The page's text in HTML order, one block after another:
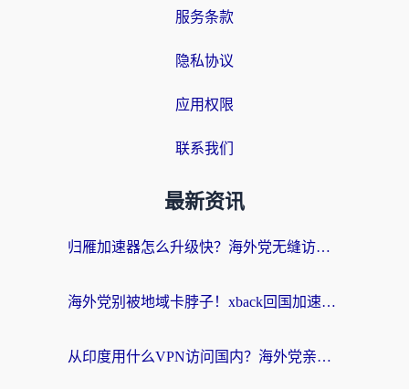
服务条款
隐私协议
应用权限
联系我们
最新资讯
归雁加速器怎么升级快？海外党无缝访问国内资源的全攻略（附免费VPN推荐Dcard热门款）
海外党别被地域卡脖子！xback回国加速器选择全攻略，轻松刷剧玩国服
从印度用什么VPN访问国内？海外党亲测的无缝回国上网指南